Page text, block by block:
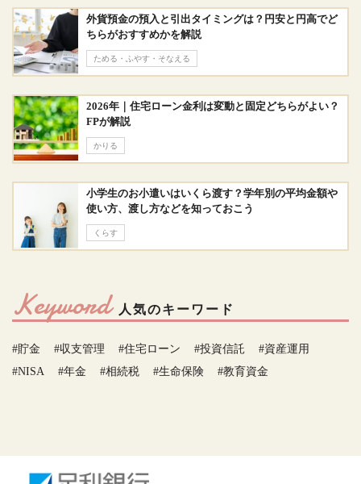
外貨預金の預入と引出タイミングは？円安と円高でど
ちらがおすすめかを解説
ためる・ふやす・そなえる
2026年｜住宅ローン金利は変動と固定どちらがよい？
FPが解説
かりる
小学生のお小遣いはいくら渡す？学年別の平均金額や
使い方、渡し方などを知っておこう
くらす
Keyword 人気のキーワード
#貯金 #収支管理 #住宅ローン #投資信託
#資産運用
#NISA
#年金 #相続税 #生命保険 #教育資金